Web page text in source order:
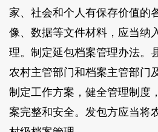
家、社会和个人有保存价值的
像、数据等文件材料，应当纳
理。制定延包档案管理办法。
农村主管部门和档案主管部门
制定工作方案，健全管理制度
案完整和安全。发包方应当将